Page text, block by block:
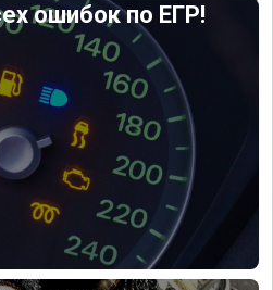
ошибок по ЕГР!